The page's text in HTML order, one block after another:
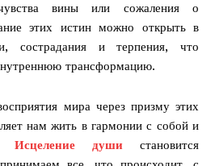
вины или сожаления о
этих истин можно открыть в
сострадания и терпения, что
трансформацию.
мира через призму этих
нам жить в гармонии с собой и
Исцеление душистановится